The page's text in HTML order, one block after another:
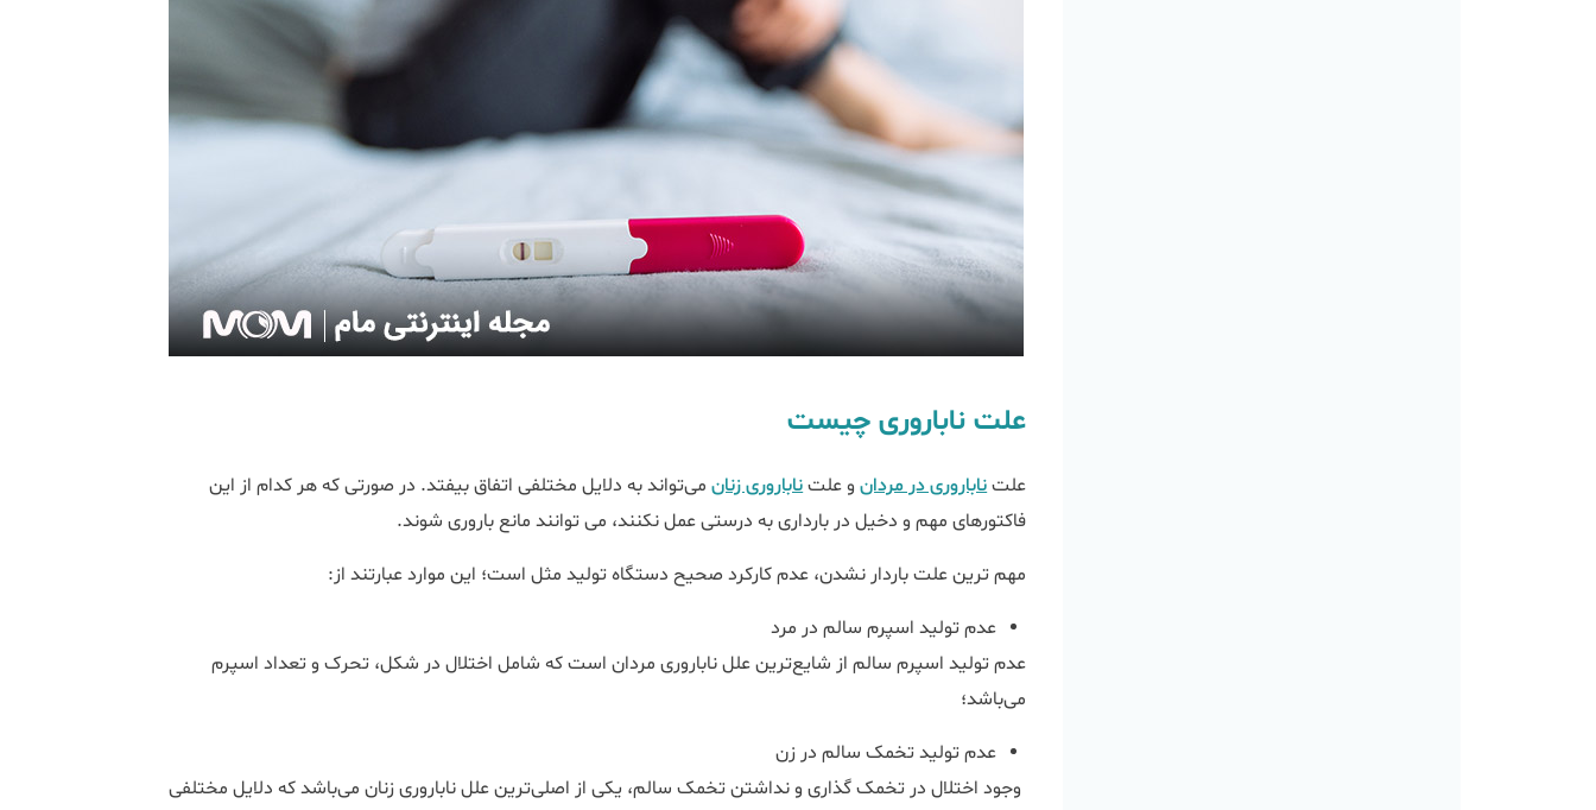
علت ناباروری چیست
علتناباروری در مردانو علتناباروری زنانمی‌تواند به دلایل مختلفی اتفاق بیفتد. در صورتی که هر کدام از این
فاکتور‌های مهم و دخیل در بارداری به درستی عمل نکنند، می توانند مانع باروری شوند.
مهم ترین علت باردار نشدن، عدم کارکرد صحیح دستگاه تولید مثل است؛ این موارد عبارتند از:
عدم تولید اسپرم سالم در مرد
عدم تولید اسپرم سالم از شایع‌ترین علل ناباروری مردان است که شامل اختلال در شکل، تحرک و تعداد اسپرم
می‌باشد؛
عدم تولید تخمک سالم در زن
وجود اختلال در تخمک گذاری و نداشتن تخمک سالم، یکی از اصلی‌ترین علل ناباروری زنان می‌باشد که دلایل مختلفی